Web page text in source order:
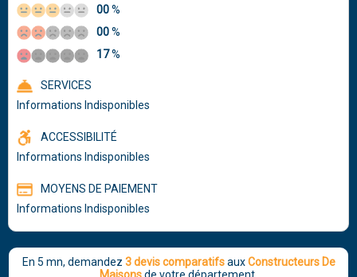
00%
00%
17%
SERVICES
Informations Indisponibles
ACCESSIBILITÉ
Informations Indisponibles
MOYENS DE PAIEMENT
Informations Indisponibles
En 5 mn, demandez 3 devis comparatifsauxConstructeurs De
Maisonsde votre département.